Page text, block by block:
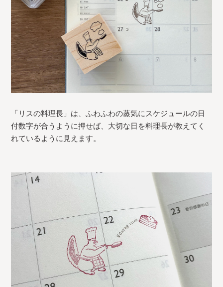
「リスの料理長」は、ふわふわの蒸気にスケジュールの日
付数字が合うように押せば、大切な日を料理長が教えてく
れているように見えます。